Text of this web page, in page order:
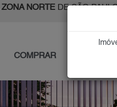
ZONA NORTEDE SÃO
COMPRAR